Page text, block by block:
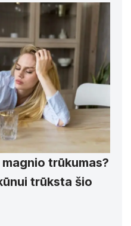
trūkumas?
trūksta šio